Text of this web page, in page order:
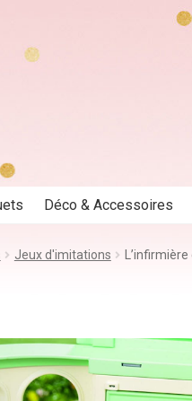
Déco & Accessoires
Jeux d'imitations